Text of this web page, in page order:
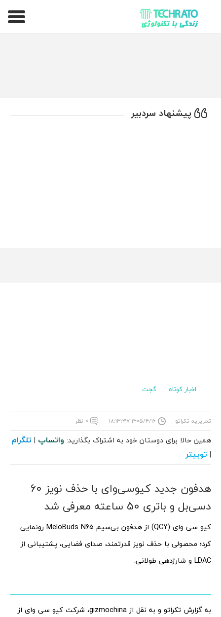
تکراتو – زندگی با تکنولوژی
پیشنهاد سردبیر
اخبار کوتاه گجت
تحریریه تکراتو ۱۴۰۵/۴/۱۶ ۱۸:۱۳:۳۷ ۰ نظر
همین حالا برای دوستان خود به اشتراک بگذارید: واتساپ | تلگرام
| توییتر
هدفون جدید کیو‌سی‌وای با حذف نویز 60
دسی‌بل و باتری 50 ساعته معرفی شد
کیو سی وای (QCY) از هدفون بی‌سیم MeloBuds N65 رونمایی
کرد؛ محصولی با حذف نویز قدرتمند، صدای فضایی، پشتیبانی از
LDAC و شارژدهی طولانی.
به گزارش تکراتو و به نقل از gizmochina، شرکت کیو سی وای از